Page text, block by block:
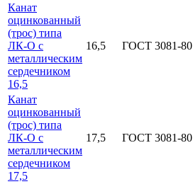
Канат
оцинкованный
(трос) типа
ЛК-О с
металлическим
сердечником
16,5
16,5 ГОСТ 3081-80
Канат
оцинкованный
(трос) типа
ЛК-О с
металлическим
сердечником
17,5
17,5 ГОСТ 3081-80